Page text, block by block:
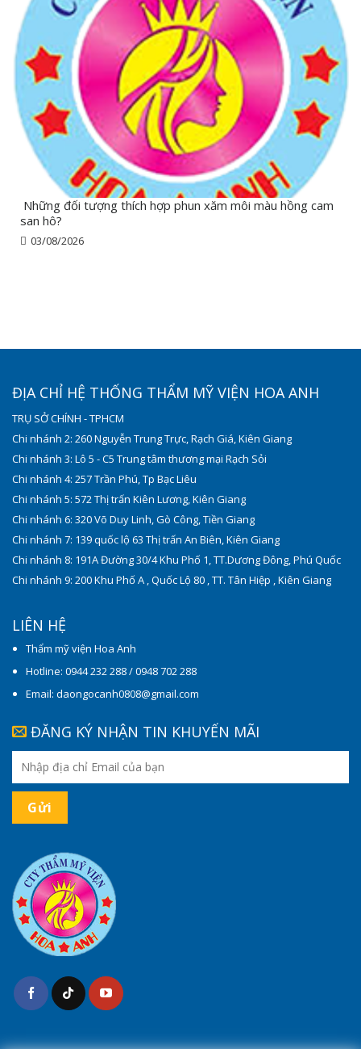
Những đối tượng thích hợp phun xăm môi màu hồng cam
san hô?
03/08/2026
ĐỊA CHỈ HỆ THỐNG THẨM MỸ VIỆN HOA ANH
TRỤ SỞ CHÍNH - TPHCM
Chi nhánh 2: 260 Nguyễn Trung Trực, Rạch Giá, Kiên Giang
Chi nhánh 3: Lô 5 - C5 Trung tâm thương mại Rạch Sỏi
Chi nhánh 4: 257 Trần Phú, Tp Bạc Liêu
Chi nhánh 5: 572 Thị trấn Kiên Lương, Kiên Giang
Chi nhánh 6: 320 Võ Duy Linh, Gò Công, Tiền Giang
Chi nhánh 7: 139 quốc lộ 63 Thị trấn An Biên, Kiên Giang
Chi nhánh 8: 191A Đường 30/4 Khu Phố 1, TT.Dương Đông, Phú Quốc
Chi nhánh 9: 200 Khu Phố A , Quốc Lộ 80 , TT. Tân Hiệp , Kiên Giang
LIÊN HỆ
Thẩm mỹ viện Hoa Anh
Hotline: 0944 232 288 / 0948 702 288
Email: daongocanh0808@gmail.com
ĐĂNG KÝ NHẬN TIN KHUYẾN MÃI